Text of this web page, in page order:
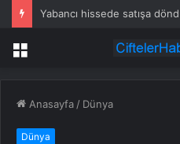
Yabancı hissede satışa döndü
Menü
Anasayfa / Dünya
Dünya